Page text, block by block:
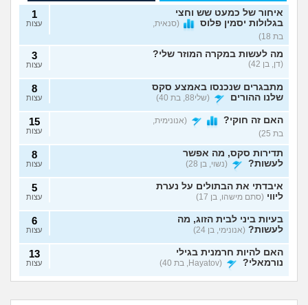
איחור של כמעט שש וחצי
בגלולות יסמין פלוס
(סנאית,
בת 18)
1
עצות
מה לעשות במקרה המוזר שלי?
(דן, בן 42)
3
עצות
מתבגרים שנכנסו באמצע סקס
שלנו ההורים
(שלי88, בת 40)
8
עצות
האם זה חוקי?
(אנונימית,
בת 25)
15
עצות
תדירות סקס, מה אפשר
לעשות?
(נשוי, בן 28)
8
עצות
איבדתי את הבתולים על נערת
ליווי (סתם מישהו, בן 17)
5
עצות
בעיות ביני לבית הזוג, מה
לעשות? (אנונימי, בן 24)
6
עצות
האם להיות חרמנית בגילי
נורמאלי?
(Hayatov, בת 40)
13
עצות
נפרדנו ברע ויש אצלו
לעשות?
שכבתי עם מלא
במחלות מין, לספר?
בת 30 עדיין בתולה,
לא שוכבים והוא אמר